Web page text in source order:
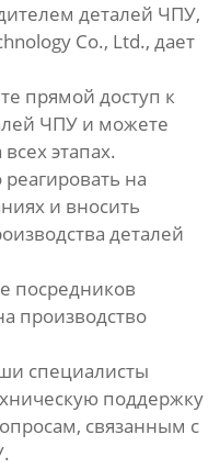
деталей ЧПУ,
Co., Ltd., дает
прямой доступ к
ЧПУ и можете
этапах.
на
и вносить
деталей
посредников
производство
специалисты
поддержку
связанным с
.